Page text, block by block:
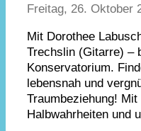
Freitag, 26. Oktober
Mit Dorothee
Trechslin (Gitarre) –
Konservatorium.
lebensnah und
Traumbeziehung!
Halbwahrheiten und